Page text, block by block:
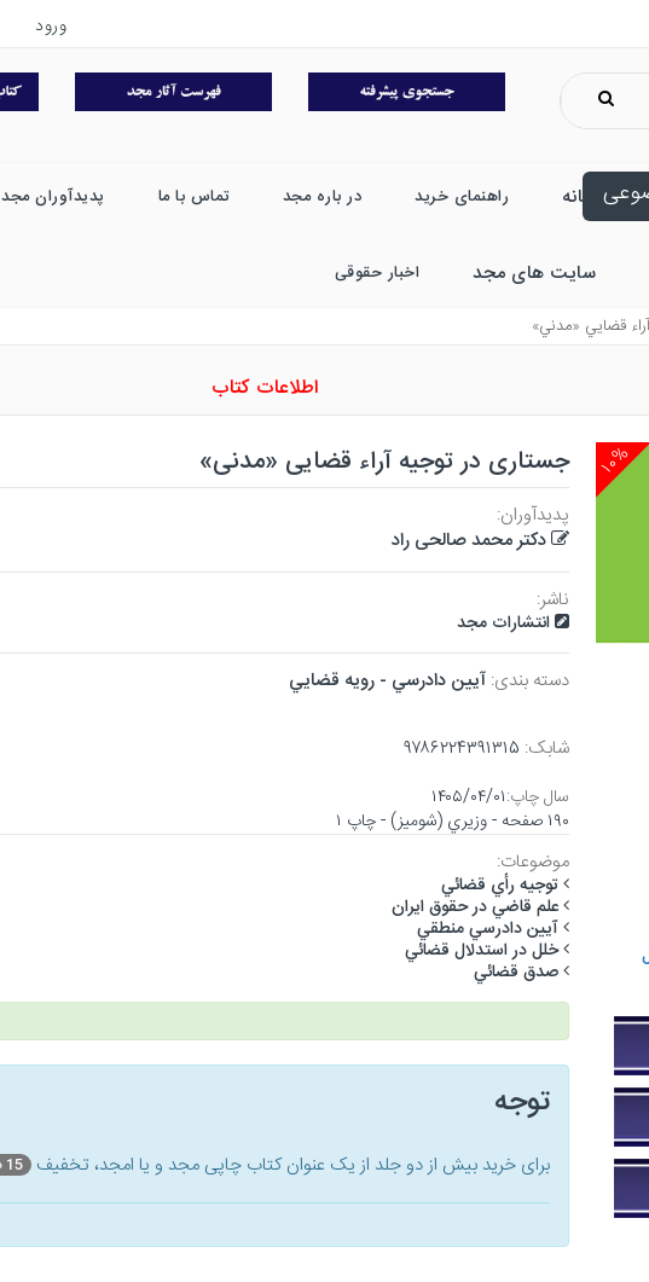
ورود
خانه راهنمای خرید در باره مجد تماس با ما پدیدآوران مجد
سایت های مجد اخبار حقوقی
قضايي «مدني»
اطلاعات کتاب
۱۰% جستاری در توجیه آراء قضایی «مدنی»
پدیدآوران:
دکتر محمد صالحی راد
ناشر:
انتشارات مجد
دسته بندی:آيين دادرسي - رويه قضايي
شابک: ۹۷۸۶۲۲۴۳۹۱۳۱۵
سال چاپ:۱۴۰۵/۰۴/۰۱
۱۹۰ صفحه - وزيري (شوميز) - چاپ ۱
موضوعات:
توجيه رأي قضائي
علم قاضي در حقوق ايران
آيين دادرسي منطقي
خلل در استدلال قضائي
صدق قضائي
توجه
برای خرید بیش از دو جلد از یک عنوان کتاب‌ چاپی مجد و یا امجد، تخفیف 15 درصد